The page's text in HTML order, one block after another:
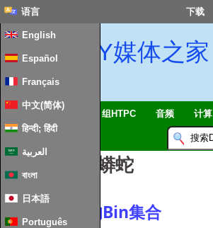
下载
语言
English
Español
Français
中文(简体)
हिन्दी; हिंदी
العربية
বাংলা
日本語
Português
DIY媒体之家
智能家居 & 物联网 组HTPC 音频 计算
文章标签： 蟒蛇
家庭助理中的Bin集合